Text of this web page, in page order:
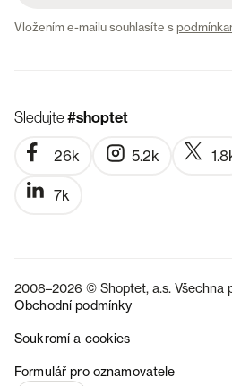
Vložením e-mailu souhlasíte s
Sledujte#shoptet
26k 5.2k
7k
2008–2026 © Shoptet, a.s. Všechna
Obchodní podmínky
Soukromí a cookies
Formulář pro oznamovatele